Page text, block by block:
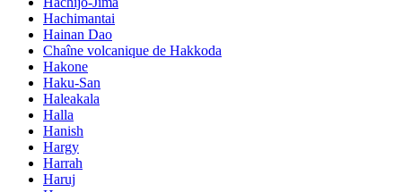
Hachimantai
Hainan Dao
Chaîne volcanique de Hakkoda
Hakone
Haku-San
Haleakala
Halla
Hanish
Hargy
Harrah
Haruj